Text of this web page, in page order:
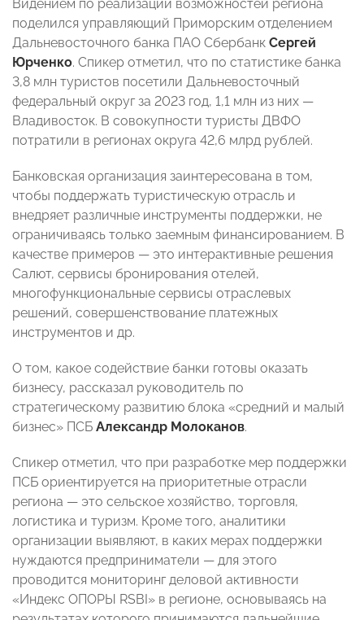
Видением по реализации возможностей региона
поделился управляющий Приморским отделением
Дальневосточного банка ПАО Сбербанк Сергей
Юрченко. Спикер отметил, что по статистике банка
3,8 млн туристов посетили Дальневосточный
федеральный округ за 2023 год, 1,1 млн из них —
Владивосток. В совокупности туристы ДВФО
потратили в регионах округа 42,6 млрд рублей.
Банковская организация заинтересована в том,
чтобы поддержать туристическую отрасль и
внедряет различные инструменты поддержки, не
ограничиваясь только заемным финансированием. В
качестве примеров — это интерактивные решения
Салют, сервисы бронирования отелей,
многофункциональные сервисы отраслевых
решений, совершенствование платежных
инструментов и др.
О том, какое содействие банки готовы оказать
бизнесу, рассказал руководитель по
стратегическому развитию блока «средний и малый
бизнес» ПСБ Александр Молоканов.
Спикер отметил, что при разработке мер поддержки
ПСБ ориентируется на приоритетные отрасли
региона — это сельское хозяйство, торговля,
логистика и туризм. Кроме того, аналитики
организации выявляют, в каких мерах поддержки
нуждаются предприниматели — для этого
проводится мониторинг деловой активности
«Индекс ОПОРЫ RSBI» в регионе, основываясь на